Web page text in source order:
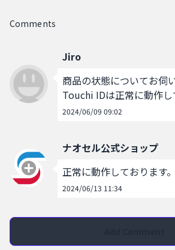
Comments
Jiro
商品の状態についてお伺
Touchi IDは正常に動作し
2024/06/09 09:02
ナオセル公式ショップ
正常に動作しております。
2024/06/13 11:34